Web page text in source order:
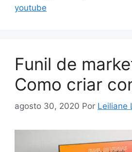
youtube
Funil de
Como criar
agosto 30, 2020 Por Leiliane